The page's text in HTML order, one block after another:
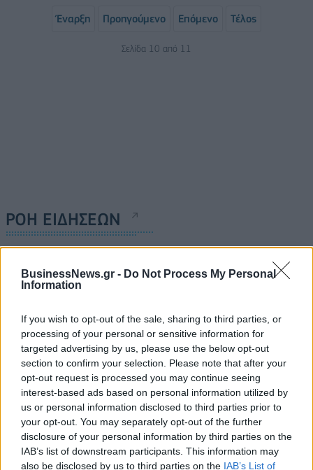
BusinessNews.gr - Do Not Process My Personal
Information
If you wish to opt-out of the sale, sharing to third parties, or
processing of your personal or sensitive information for
targeted advertising by us, please use the below opt-out
section to confirm your selection. Please note that after your
opt-out request is processed you may continue seeing
interest-based ads based on personal information utilized by
us or personal information disclosed to third parties prior to
your opt-out. You may separately opt-out of the further
disclosure of your personal information by third parties on the
IAB’s list of downstream participants. This information may
also be disclosed by us to third parties on the IAB’s List of
Έναρξη Προηγούμενο Επόμενο Τέλος
Σελίδα 10 από 11
ΡΟΗ ΕΙΔΗΣΕΩΝ
εκατ. ευρώ ο τζίρος
ΟΠΕΚΑ: Αύριο η δεύτερη πληρωμή των δικαιούχων
του Λογαριασμού Αγροτικής Εστίας
06/08/2026 - 17:40 ΟΙΚΟΝΟΜΙΑ
Κυβερνητική Επιτροπή Βιομηχανίας- Κ. Μητσοτάκης:
Στρατηγική προτεραιότητα η ενίσχυση της
βιομηχανίας
06/08/2026 - 17:18 ΠΟΛΙΤΙΚΗ
Από τις 28 Αυγούστου η ψηφιακή ενεργοποίηση της